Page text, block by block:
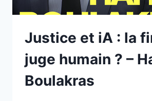
Justice et iA : la
juge humain ? –
Boulakras